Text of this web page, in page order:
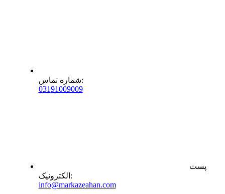
شماره تماس:
03191009009
پست
الکترونیک :
info@markazeahan.com